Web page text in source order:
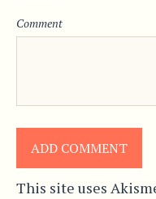
Comment
This site uses